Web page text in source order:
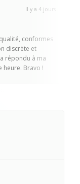
RM Romain M.
FR · 4 avis
Produits toujours
mauvaises
ma commande a
sans discussion.